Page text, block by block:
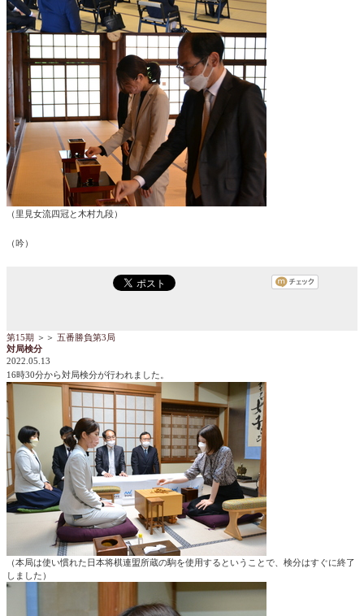
（里見女流四冠と木村九段）
（吟）
第15期 ＞＞ 五番勝負第3局
対局検分
2022.05.13
16時30分から対局検分が行われました。
（本局は使い慣れた日本将棋連盟所蔵の駒を使用するということで、検分はすぐに終了
しました）